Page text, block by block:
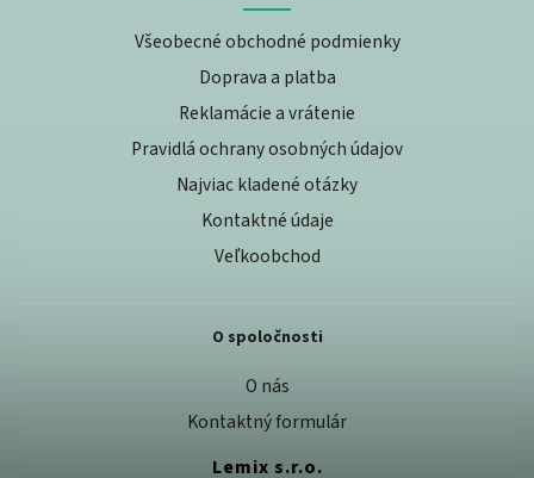
Všeobecné obchodné podmienky
Doprava a platba
Reklamácie a vrátenie
Pravidlá ochrany osobných údajov
Najviac kladené otázky
Kontaktné údaje
Veľkoobchod
O spoločnosti
O nás
Kontaktný formulár
Lemix s.r.o.